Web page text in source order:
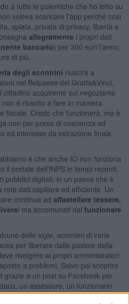
a tutte le polemiche che ho letto su
voleva scaricare l’app perché così
spiata, privata di privacy, libertà e
allegramente i propri dati
bancario) per 300 euri l’anno,
di più.
degli scontrini riuscirà a
nel Belpaese del Gratta&Vinci,
acquirente sul negoziante
è riuscito a fare in maniera
fiscale. Credo che funzionerà, ma è
non per presa di coscienza ed
ed interesse da estrazione finale.
è che anche IO non funziona
portale dell’INPS in tempi recenti,
pubblici digitali, in un paese che è
rete dati capillare ed efficiente. Un
continua ad affastellare tessere,
i ma accomunati dal funzionare
delle sigle, acronimi di varia
per liberare dalle pastoie della
rivolgere ai propri amministratori
a problemi. Salvo poi scoprire
grazie a un post su Facebook per
un assessore, un funzionario